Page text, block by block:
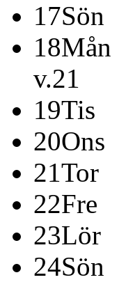
17Sön
18Mån
v.21
19Tis
20Ons
21Tor
22Fre
23Lör
24Sön